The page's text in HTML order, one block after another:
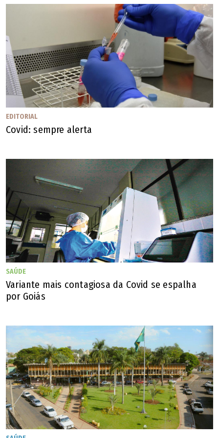
EDITORIAL
Covid: sempre alerta
SAÚDE
Variante mais contagiosa da Covid se espalha
por Goiás